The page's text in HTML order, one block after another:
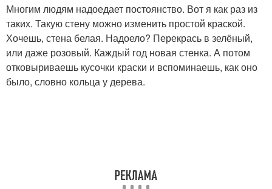
Многим людям надоедает постоянство. Вот я как раз из
таких. Такую стену можно изменить простой краской.
Хочешь, стена белая. Надоело? Перекрась в зелёный,
или даже розовый. Каждый год новая стенка. А потом
отковыриваешь кусочки краски и вспоминаешь, как оно
было, словно кольца у дерева.